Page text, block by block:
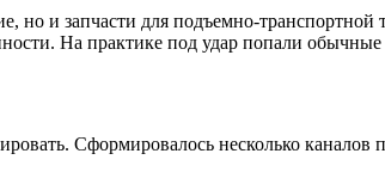
и запчасти для подъемно-транспортной
На практике под удар попали
Сформировалось несколько каналов